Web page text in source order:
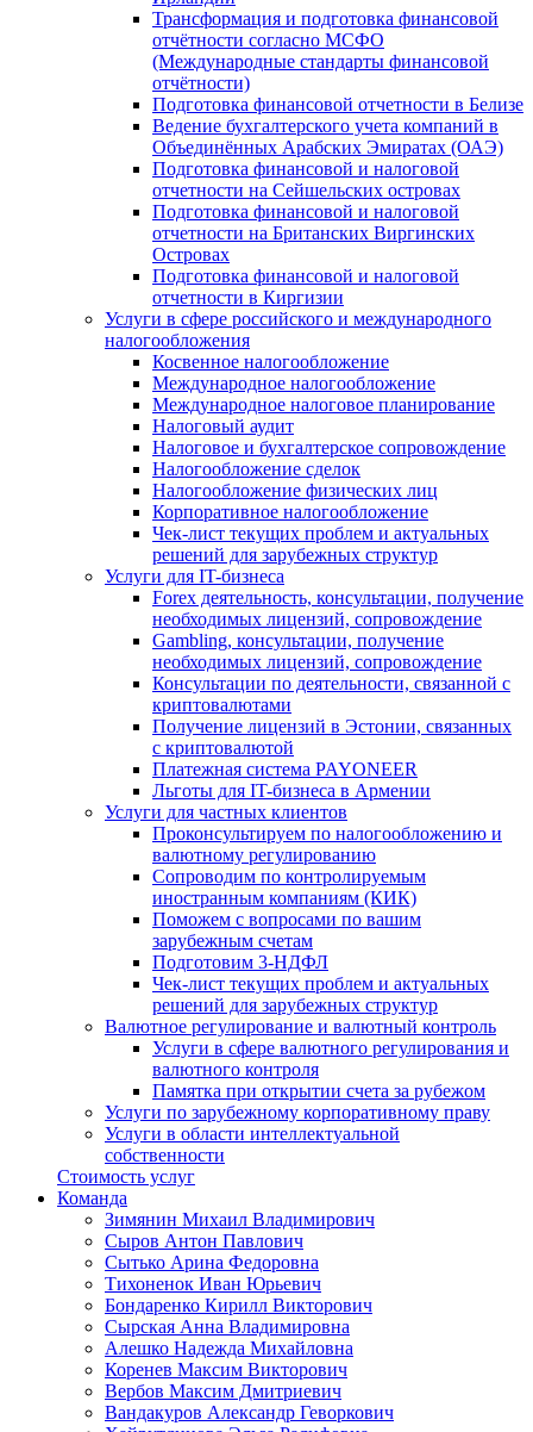
Трансформация и подготовка финансовой
отчётности согласно МСФО
(Международные стандарты финансовой
отчётности)
Подготовка финансовой отчетности в Белизе
Ведение бухгалтерского учета компаний в
Объединённых Арабских Эмиратах (ОАЭ)
Подготовка финансовой и налоговой
отчетности на Сейшельских островах
Подготовка финансовой и налоговой
отчетности на Британских Виргинских
Островах
Подготовка финансовой и налоговой
отчетности в Киргизии
Услуги в сфере российского и международного
налогообложения
Косвенное налогообложение
Международное налогообложение
Международное налоговое планирование
Налоговый аудит
Налоговое и бухгалтерское сопровождение
Налогообложение сделок
Налогообложение физических лиц
Корпоративное налогообложение
Чек-лист текущих проблем и актуальных
решений для зарубежных структур
Услуги для IT-бизнеса
Forex деятельность, консультации, получение
необходимых лицензий, сопровождение
Gambling, консультации, получение
необходимых лицензий, сопровождение
Консультации по деятельности, связанной с
криптовалютами
Получение лицензий в Эстонии, связанных
с криптовалютой
Платежная система PAYONEER
Льготы для IT-бизнеса в Армении
Услуги для частных клиентов
Проконсультируем по налогообложению и
валютному регулированию
Сопроводим по контролируемым
иностранным компаниям (КИК)
Поможем с вопросами по вашим
зарубежным счетам
Подготовим 3-НДФЛ
Чек-лист текущих проблем и актуальных
решений для зарубежных структур
Валютное регулирование и валютный контроль
Услуги в сфере валютного регулирования и
валютного контроля
Памятка при открытии счета за рубежом
Услуги по зарубежному корпоративному праву
Услуги в области интеллектуальной
собственности
Стоимость услуг
Команда
Зимянин Михаил Владимирович
Сыров Антон Павлович
Сытько Арина Федоровна
Тихоненок Иван Юрьевич
Бондаренко Кирилл Викторович
Сырская Анна Владимировна
Алешко Надежда Михайловна
Коренев Максим Викторович
Вербов Максим Дмитриевич
Вандакуров Александр Геворкович